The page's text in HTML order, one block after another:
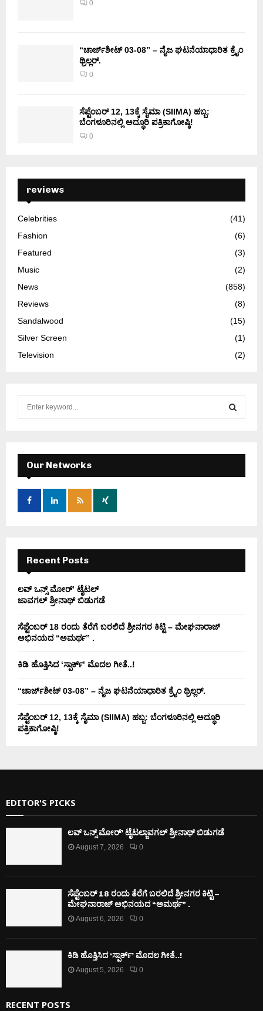
0
“ಚಾರ್ಜ್‌ಶೀಟ್ 03-08” – ನೈಜ ಘಟನೆಯಾಧಾರಿತ ಕ್ರೈಂ
ಥ್ರಿಲ್ಲರ್.
0
ಸೆಪ್ಟೆಂಬರ್ 12, 13ಕ್ಕೆ ಸೈಮಾ (SIIMA) ಹಬ್ಬ:
ಬೆಂಗಳೂರಿನಲ್ಲಿ ಅದ್ಧೂರಿ ಪತ್ರಿಕಾಗೋಷ್ಠಿ!
0
reviews
Celebrities
(41)
Fashion
(6)
Featured
(3)
Music
(2)
News
(858)
Reviews
(8)
Sandalwood
(15)
Silver Screen
(1)
Television
(2)
f
o
:
E
A
H
Our Networks
Recent Posts
ಲವ್ ಒನ್ಸ್ ಮೋರ್’ ಟೈಟಲ್
ಜಾವಗಲ್ ಶ್ರೀನಾಥ್ ಬಿಡುಗಡೆ
ಸೆಪ್ಟೆಂಬರ್ 18 ರಂದು ತೆರೆಗೆ ಬರಲಿದೆ ಶ್ರೀನಗರ ಕಿಟ್ಟಿ – ಮೇಘನಾರಾಜ್
ಅಭಿನಯದ “ಅಮರ್ಥ” .
ಕಿಡಿ‌‌ ಹೊತ್ತಿಸಿದ ‘ಸ್ಪಾರ್ಕ್’ ಮೊದಲ‌ ಗೀತೆ..!
“ಚಾರ್ಜ್‌ಶೀಟ್ 03-08” – ನೈಜ ಘಟನೆಯಾಧಾರಿತ ಕ್ರೈಂ ಥ್ರಿಲ್ಲರ್.
ಸೆಪ್ಟೆಂಬರ್ 12, 13ಕ್ಕೆ ಸೈಮಾ (SIIMA) ಹಬ್ಬ: ಬೆಂಗಳೂರಿನಲ್ಲಿ ಅದ್ಧೂರಿ
ಪತ್ರಿಕಾಗೋಷ್ಠಿ!
EDITOR'S PICKS
ಲವ್ ಒನ್ಸ್ ಮೋರ್’ ಟೈಟಲ್ಜಾವಗಲ್ ಶ್ರೀನಾಥ್ ಬಿಡುಗಡೆ
August 7, 2026 0
ಸೆಪ್ಟೆಂಬರ್ 18 ರಂದು ತೆರೆಗೆ ಬರಲಿದೆ ಶ್ರೀನಗರ ಕಿಟ್ಟಿ –
ಮೇಘನಾರಾಜ್ ಅಭಿನಯದ “ಅಮರ್ಥ” .
August 6, 2026 0
ಕಿಡಿ‌‌ ಹೊತ್ತಿಸಿದ ‘ಸ್ಪಾರ್ಕ್’ ಮೊದಲ‌ ಗೀತೆ..!
August 5, 2026 0
RECENT POSTS